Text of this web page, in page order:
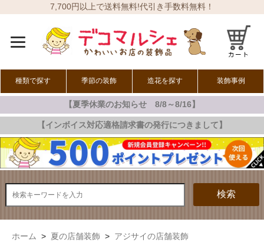
7,700円以上で送料無料!代引き手数料無料！
種類で探す 季節の装飾
春の装飾
夏の装飾
秋の装飾
冬の装飾
オールシーズン
造花を探す 装飾事例
【夏季休業のお知らせ 8/8～8/16】
【インボイス対応適格請求書の発行につきまして】
検索
ホーム > 夏の店舗装飾 > アジサイの店舗装飾